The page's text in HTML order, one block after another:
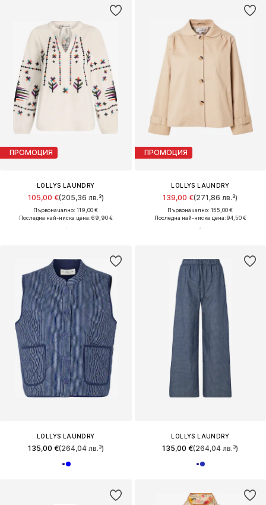
ПРОМОЦИЯ
LOLLYS LAUNDRY
105,00 €(205,36 лв.³)
Първоначално: 119,00 €
Последна най-ниска цена:69,90 €
ПРОМОЦИЯ
LOLLYS LAUNDRY
139,00 €(271,86 лв.³)
Първоначално: 155,00 €
Последна най-ниска цена:94,50 €
LOLLYS LAUNDRY
135,00 €(264,04 лв.³)
LOLLYS LAUNDRY
135,00 €(264,04 лв.³)